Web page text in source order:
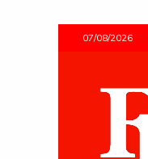
07/08/2026